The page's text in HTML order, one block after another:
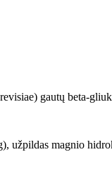
gautų beta-
užpildas magnio